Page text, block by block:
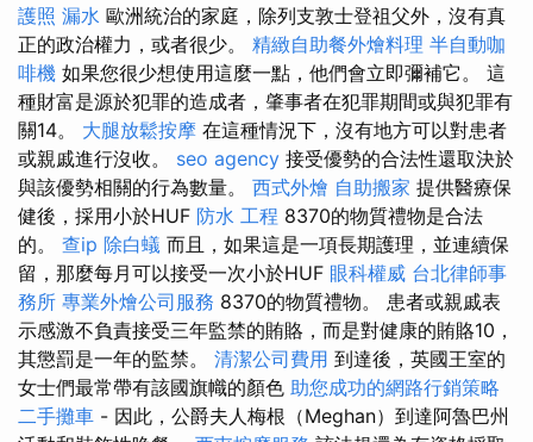
護照 漏水 歐洲統治的家庭，除列支敦士登祖父外，沒有真
正的政治權力，或者很少。 精緻自助餐外燴料理 半自動咖
啡機 如果您很少想使用這麼一點，他們會立即彌補它。 這
種財富是源於犯罪的造成者，肇事者在犯罪期間或與犯罪有
關14。 大腿放鬆按摩 在這種情況下，沒有地方可以對患者
或親戚進行沒收。 seo agency 接受優勢的合法性還取決於
與該優勢相關的行為數量。 西式外燴 自助搬家 提供醫療保
健後，採用小於HUF 防水 工程 8370的物質禮物是合法
的。 查ip 除白蟻 而且，如果這是一項長期護理，並連續保
留，那麼每月可以接受一次小於HUF 眼科權威 台北律師事
務所 專業外燴公司服務 8370的物質禮物。 患者或親戚表
示感激不負責接受三年監禁的賄賂，而是對健康的賄賂10，
其懲罰是一年的監禁。 清潔公司費用 到達後，英國王室的
女士們最常帶有該國旗幟的顏色 助您成功的網路行銷策略
二手攤車 - 因此，公爵夫人梅根（Meghan）到達阿魯巴州